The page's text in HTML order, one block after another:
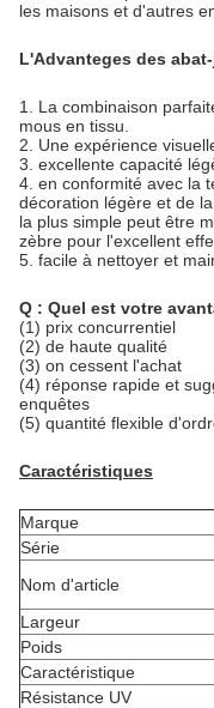
les maisons et d'autres
L'Advanteges des
1. La combinaison
mous en tissu.
2. Une expérience
3. excellente capacité
4. en conformité avec la
décoration légère et de
la plus simple peut être
zèbre pour l'excellent
5. facile à nettoyer et
Q : Quel est votre
(1) prix concurrentiel
(2) de haute qualité
(3) on cessent l'achat
(4) réponse rapide et
enquêtes
(5) quantité flexible
Caractéristiques
Marque
Série
Nom d'article
Largeur
Poids
Caractéristique
Résistance UV